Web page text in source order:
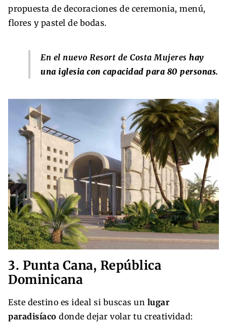
propuesta de decoraciones de ceremonia, menú,
flores y pastel de bodas.
En el nuevo Resort de Costa Mujeres hay
una iglesia con capacidad para 80 personas.
3. Punta Cana, República
Dominicana
Este destino es ideal si buscas un lugar
paradisíaco donde dejar volar tu creatividad: